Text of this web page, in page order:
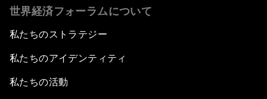
世界経済フォーラムについて
私たちのストラテジー
私たちのアイデンティティ
私たちの活動